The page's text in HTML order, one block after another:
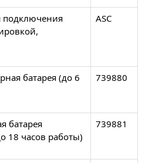
подключения
ASC
батарея (до 6
739880
батарея
18 часов работы)
739881